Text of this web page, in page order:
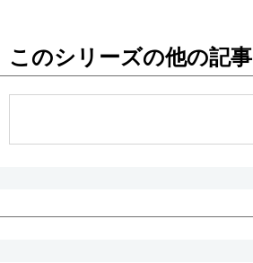
公式SNS
このシリーズの他の記事